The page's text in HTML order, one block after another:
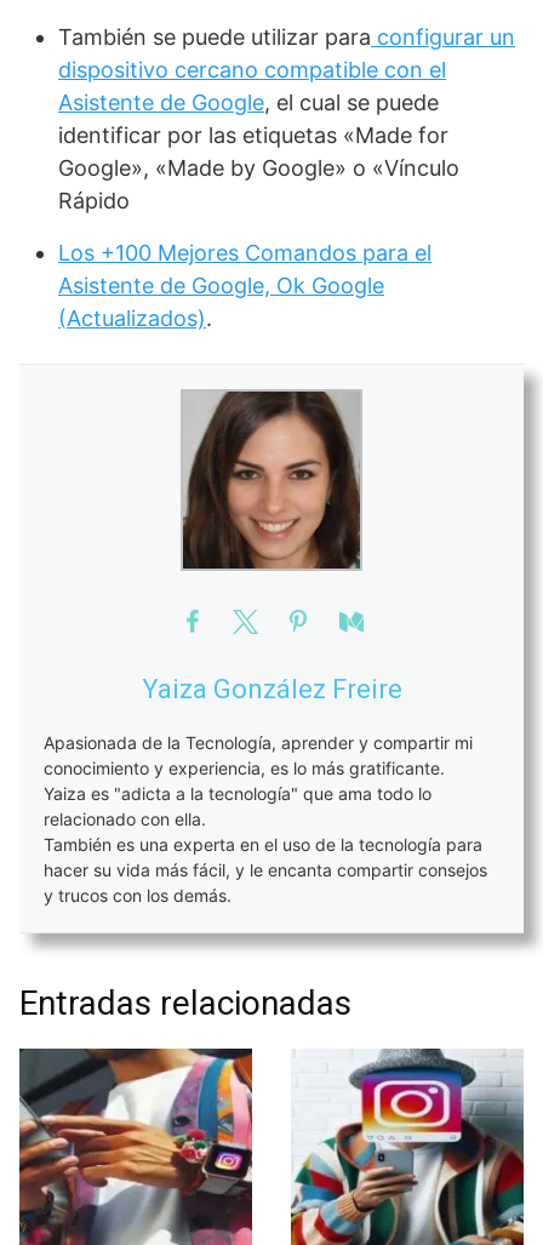
También se puede utilizar para configurar un
dispositivo cercano compatible con el
Asistente de Google, el cual se puede
identificar por las etiquetas «Made for
Google», «Made by Google» o «Vínculo
Rápido
Los +100 Mejores Comandos para el
Asistente de Google, Ok Google
(Actualizados).
Yaiza González Freire
Apasionada de la Tecnología, aprender y compartir mi
conocimiento y experiencia, es lo más gratificante.
Yaiza es "adicta a la tecnología" que ama todo lo
relacionado con ella.
También es una experta en el uso de la tecnología para
hacer su vida más fácil, y le encanta compartir consejos
y trucos con los demás.
Entradas relacionadas